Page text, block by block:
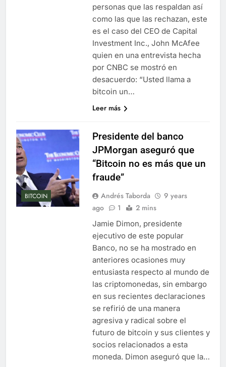
personas que las respaldan así
como las que las rechazan, este
es el caso del CEO de Capital
Investment Inc., John McAfee
quien en una entrevista hecha
por CNBC se mostró en
desacuerdo: “Usted llama a
bitcoin un…
Leer más
BITCOIN
Presidente del banco
JPMorgan aseguró que
“Bitcoin no es más que un
fraude”
Andrés Taborda
9 years
ago
1 2 mins
Jamie Dimon, presidente
ejecutivo de este popular
Banco, no se ha mostrado en
anteriores ocasiones muy
entusiasta respecto al mundo de
las criptomonedas, sin embargo
en sus recientes declaraciones
se refirió de una manera
agresiva y radical sobre el
futuro de bitcoin y sus clientes y
socios relacionados a esta
moneda. Dimon aseguró que la…